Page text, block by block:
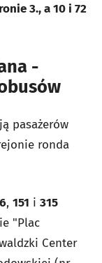
3., a 10 i 72
-
pasażerów
ronda
, 151 i 315
"Plac
Center